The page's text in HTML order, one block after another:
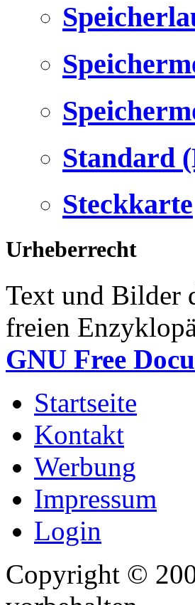
Standard
Steckkarte
Urheberrecht
Text und Bilder
freien
GNU Free
Startseite
Kontakt
Werbung
Impressum
Login
Copyright ©